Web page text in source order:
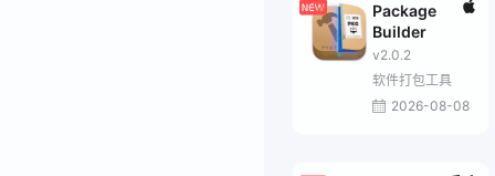
Package
Builder
v2.0.2
软件打包工具
2026-08-08